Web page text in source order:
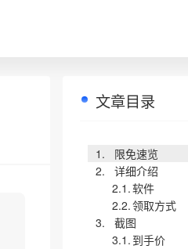
文章目录
限免速览
详细介绍
软件
领取方式
截图
到手价